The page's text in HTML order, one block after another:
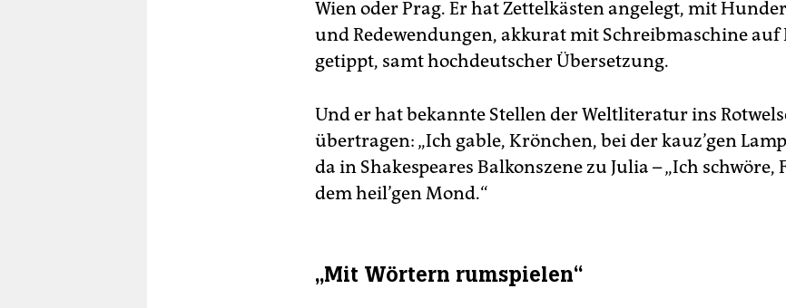
Wien oder Prag. Er hat Zettelkästen angelegt, mit
und Redewendungen, akkurat mit Schreibmaschine
getippt, samt hochdeutscher Übersetzung.
Und er hat bekannte Stellen der Weltliteratur ins
übertragen: „Ich gable, Krönchen, bei der kauz’gen
da in Shakespeares Balkonszene zu Julia – „Ich schwöre,
dem heil’gen Mond.“
„Mit Wörtern rumspielen“